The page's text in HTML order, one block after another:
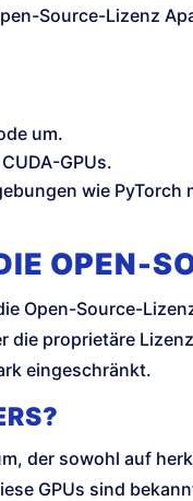
Source-Lizenz
um.
GPUs.
wie PyTorch
OPEN-
Open-Source-
proprietäre
eingeschränkt.
der sowohl auf
GPUs sind